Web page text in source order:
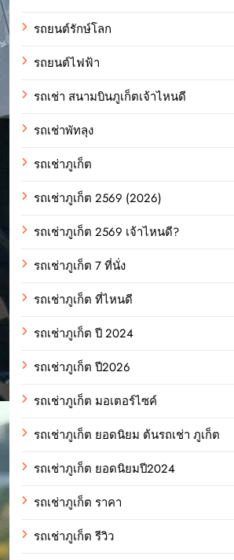
รถยนต์รักษ์โลก
รถยนต์ไฟฟ้า
รถเช่า สนามบินภูเก็ตเจ้าไหนดี
รถเช่าพัทลุง
รถเช่าภูเก็ต
รถเช่าภูเก็ต 2569 (2026)
รถเช่าภูเก็ต 2569 เจ้าไหนดี?
รถเช่าภูเก็ต 7 ที่นั่ง
รถเช่าภูเก็ต ที่ไหนดี
รถเช่าภูเก็ต ปี 2024
รถเช่าภูเก็ต ปี2026
รถเช่าภูเก็ต มอเตอร์ไซค์
รถเช่าภูเก็ต ยอดนิยม ต้นรถเช่า ภูเก็ต
รถเช่าภูเก็ต ยอดนิยมปี2024
รถเช่าภูเก็ต ราคา
รถเช่าภูเก็ต รีวิว